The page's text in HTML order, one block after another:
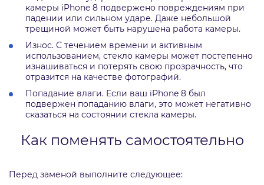
камеры iPhone 8 подвержено повреждениям при
падении или сильном ударе. Даже небольшой
трещиной может быть нарушена работа камеры.
Износ. С течением времени и активным
использованием, стекло камеры может постепенно
изнашиваться и потерять свою прозрачность, что
отразится на качестве фотографий.
Попадание влаги. Если ваш iPhone 8 был
подвержен попаданию влаги, это может негативно
сказаться на состоянии стекла камеры.
Как поменять самостоятельно
Перед заменой выполните следующее: